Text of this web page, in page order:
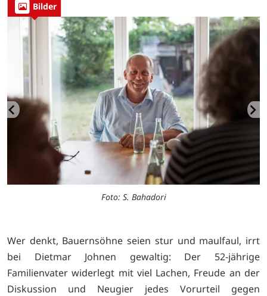
Bilder
Foto: S. Bahadori
Wer denkt, Bauernsöhne seien stur und maulfaul, irrt
bei Dietmar Johnen gewaltig: Der 52-jährige
Familienvater widerlegt mit viel Lachen, Freude an der
Diskussion und Neugier jedes Vorurteil gegen